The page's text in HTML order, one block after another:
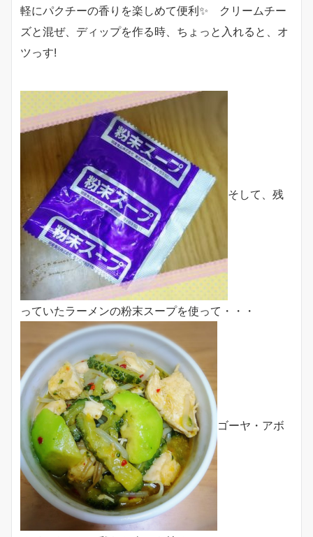
軽にパクチーの香りを楽しめて便利✨ クリームチー
ズと混ぜ、ディップを作る時、ちょっと入れると、オ
ツっす!
そして、残
っていたラーメンの粉末スープを使って・・・
ゴーヤ・アボ